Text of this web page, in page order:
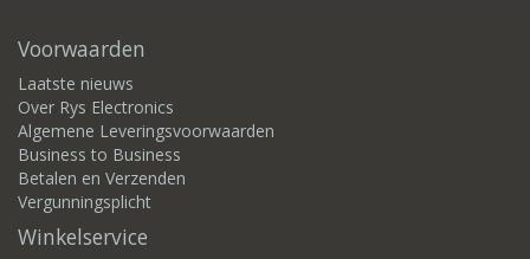
Voorwaarden
Laatste nieuws
Over Rys Electronics
Algemene Leveringsvoorwaarden
Business to Business
Betalen en Verzenden
Vergunningsplicht
Winkelservice